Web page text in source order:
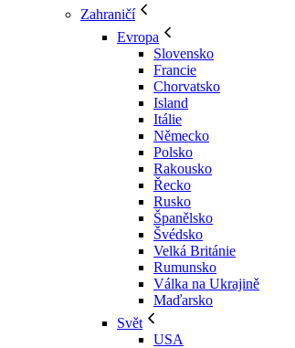
Zahraničí
Evropa
Slovensko
Francie
Chorvatsko
Island
Itálie
Německo
Polsko
Rakousko
Řecko
Rusko
Španělsko
Švédsko
Velká Británie
Rumunsko
Válka na Ukrajině
Maďarsko
Svět
USA